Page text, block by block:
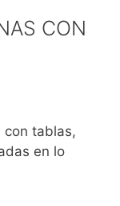
CON
con tablas,
en lo